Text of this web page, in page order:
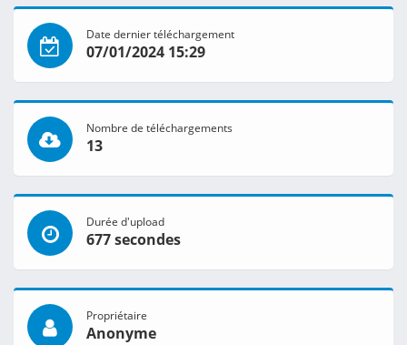
Date dernier téléchargement
07/01/2024 15:29
Nombre de téléchargements
13
Durée d'upload
677 secondes
Propriétaire
Anonyme